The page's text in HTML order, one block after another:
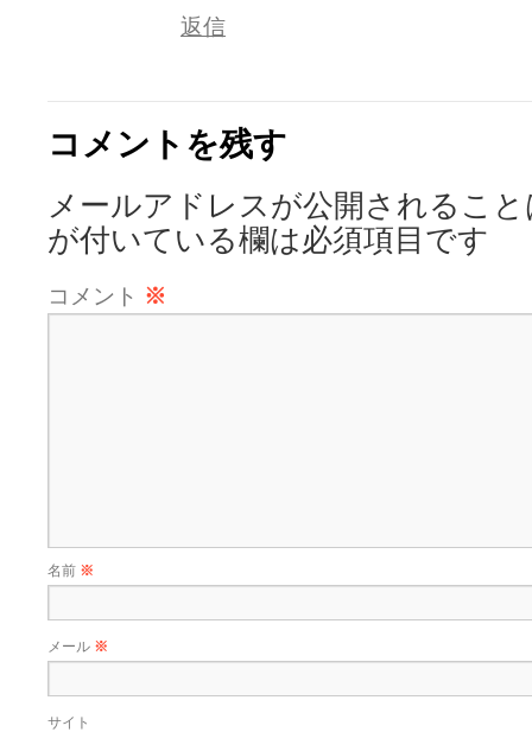
返信
コメントを残す
メールアドレスが公開されるこ
が付いている欄は必須項目です
コメント ※
名前 ※
メール ※
サイト